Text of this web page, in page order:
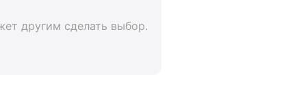
другим сделать выбор.